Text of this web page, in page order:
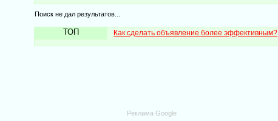
Поиск не дал результатов...
ТОП Как сделать объявление более эффективным?
Реклама Google